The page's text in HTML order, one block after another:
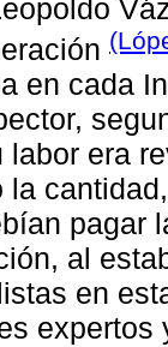
en cada
era
la
pagar
al
en